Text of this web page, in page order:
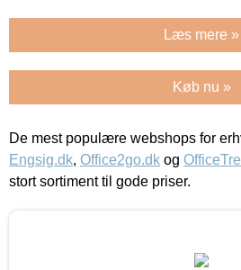
Læs mere »
Køb nu »
De mest populære webshops for
Engsig.dk, Office2go.dk og
stort sortiment til gode priser.